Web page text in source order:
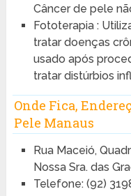
Câncer de pele
Fototerapia :
tratar doenças
usado após
tratar distúrbios
Onde Fica,
Pele Manaus
Rua Maceió,
Nossa Sra. das
Telefone: (92)